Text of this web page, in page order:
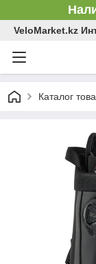
VeloMarket.kz
Каталог